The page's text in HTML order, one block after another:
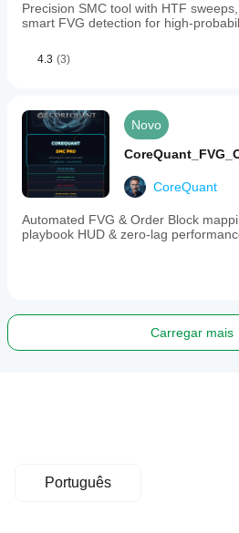
Precision SMC tool with HTF
smart FVG detection for high-
4.3 (3)
Novo
CoreQuant
Automated FVG & Order Block
playbook HUD & zero-lag
Carregar mais
Português